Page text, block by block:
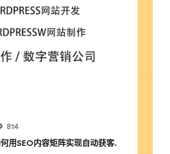
814
用SEO内容矩阵实现自动获客.